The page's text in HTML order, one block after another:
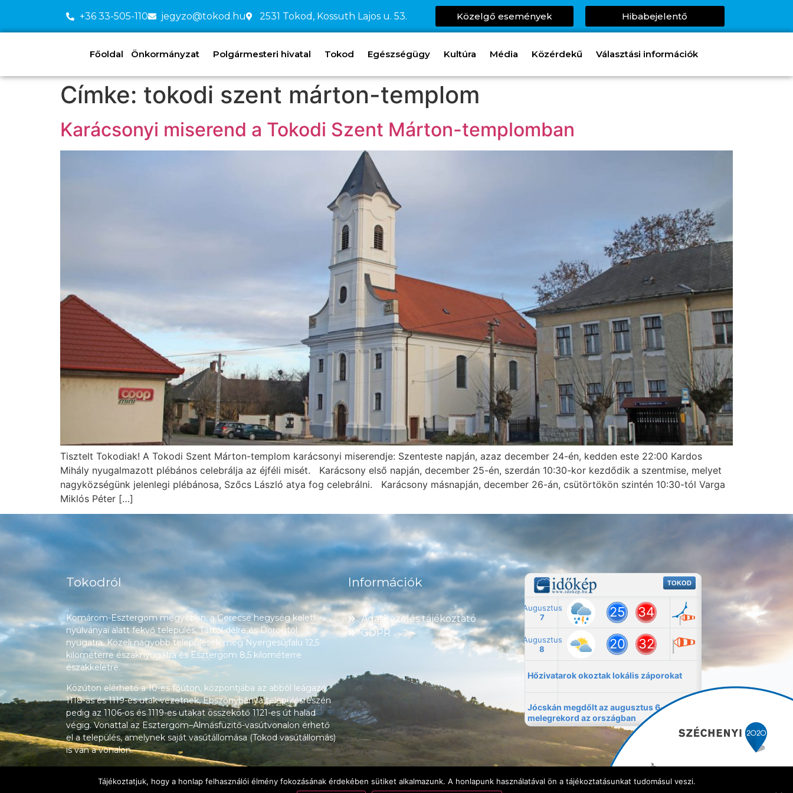
+36 33-505-110 jegyzo@tokod.hu 2531 Tokod, Kossuth Lajos u. 53. Közelgő események Hibabejelentő
Főoldal Önkormányzat Polgármesteri hivatal Tokod Egészségügy Kultúra Média Közérdekű Választási információk
Címke: tokodi szent márton-templom
Karácsonyi miserend a Tokodi Szent Márton-templomban
Tisztelt Tokodiak! A Tokodi Szent Márton-templom karácsonyi miserendje: Szenteste napján, azaz december 24-én, kedden este 22:00 Kardos
Mihály nyugalmazott plébános celebrálja az éjféli misét. Karácsony első napján, december 25-én, szerdán 10:30-kor kezdődik a szentmise, melyet
nagyközségünk jelenlegi plébánosa, Szőcs László atya fog celebrálni. Karácsony másnapján, december 26-án, csütörtökön szintén 10:30-tól Varga
Miklós Péter […]
Tokodról
Komárom-Esztergom megyében, a Gerecse hegység keleti
nyúlványai alatt fekvő település, Táttól délre és Dorogtól
nyugatra. Közeli nagyobb települések még Nyergesújfalu 12,5
kilométerre északnyugatra és Esztergom 8,5 kilométerre
északkeletre.
Közúton elérhető a 10-es főúton, központjába az abból leágazó
1118-as és 1119-es utak vezetnek, Ebszőnybánya településrészén
pedig az 1106-os és 1119-es utakat összekötő 1121-es út halad
végig. Vonattal az Esztergom–Almásfüzitő-vasútvonalon érhető
el a település, amelynek saját vasútállomása (Tokod vasútállomás)
is van a vonalon.
Információk
Adatkezelés tájékoztató
GDPR
Tájékoztatjuk, hogy a honlap felhasználói élmény fokozásának érdekében sütiket alkalmazunk. A honlapunk használatával ön a tájékoztatásunkat tudomásul veszi.